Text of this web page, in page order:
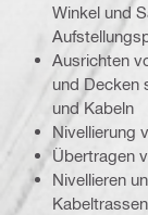
Winkel und
Ausrichten
und Decken
und Kabeln
Nivellierung
Übertragen
Nivellieren